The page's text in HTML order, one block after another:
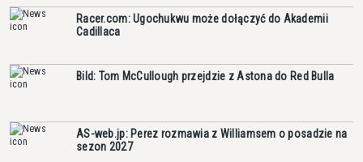
Racer.com: Ugochukwu może dołączyć do Akademii
Cadillaca
Bild: Tom McCullough przejdzie z Astona do Red Bulla
AS-web.jp: Perez rozmawia z Williamsem o posadzie na
sezon 2027